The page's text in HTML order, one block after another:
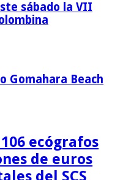
sábado la VII
Gomahara Beach
ecógrafos
de euros